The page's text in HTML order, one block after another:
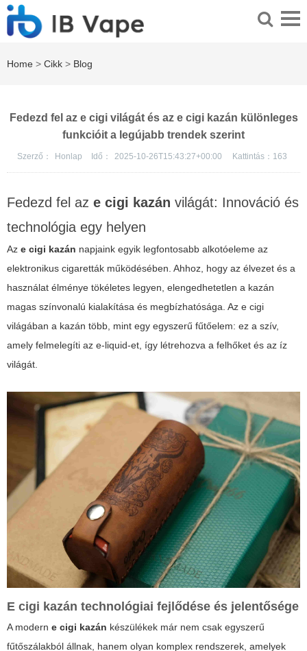
Home > Cikk > Blog
Fedezd fel az e cigi világát és az e cigi kazán különleges
funkcióit a legújabb trendek szerint
Szerző： Honlap Idő： 2025-10-26T15:43:27+00:00 Kattintás： 163
Fedezd fel az e cigi kazán világát: Innováció és
technológia egy helyen
Az e cigi kazán napjaink egyik legfontosabb alkotóeleme az
elektronikus cigaretták működésében. Ahhoz, hogy az élvezet és a
használat élménye tökéletes legyen, elengedhetetlen a kazán
magas színvonalú kialakítása és megbízhatósága. Az e cigi
világában a kazán több, mint egy egyszerű fűtőelem: ez a szív,
amely felmelegíti az e-liquid-et, így létrehozva a felhőket és az íz
világát.
E cigi kazán technológiai fejlődése és jelentősége
A modern e cigi kazán készülékek már nem csak egyszerű
fűtőszálakból állnak, hanem olyan komplex rendszerek, amelyek